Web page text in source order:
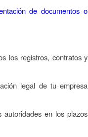
de documentos o
los registros, contratos y
legal de tu empresa
autoridades en los plazos